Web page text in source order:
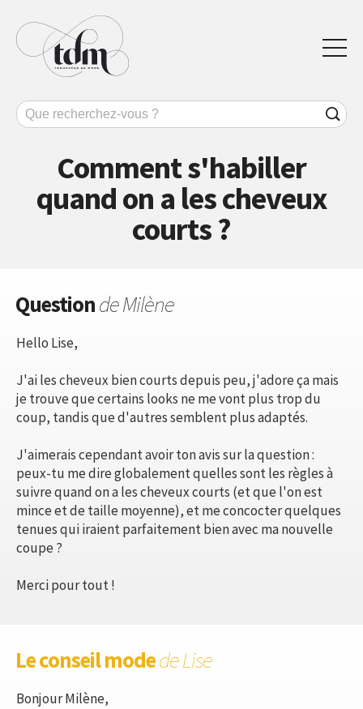
Comment s'habiller
quand on a les cheveux
courts ?
Questionde Milène
Hello Lise,
J'ai les cheveux bien courts depuis peu, j'adore ça mais
je trouve que certains looks ne me vont plus trop du
coup, tandis que d'autres semblent plus adaptés.
J'aimerais cependant avoir ton avis sur la question :
peux-tu me dire globalement quelles sont les règles à
suivre quand on a les cheveux courts (et que l'on est
mince et de taille moyenne), et me concocter quelques
tenues qui iraient parfaitement bien avec ma nouvelle
coupe ?
Merci pour tout !
Le conseil modede Lise
Bonjour Milène,